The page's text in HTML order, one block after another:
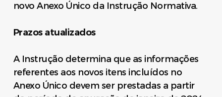
novo Anexo Único da Instrução Normativa.
Prazos atualizados
A Instrução determina que as informações
referentes aos novos itens incluídos no
Anexo Único devem ser prestadas a partir